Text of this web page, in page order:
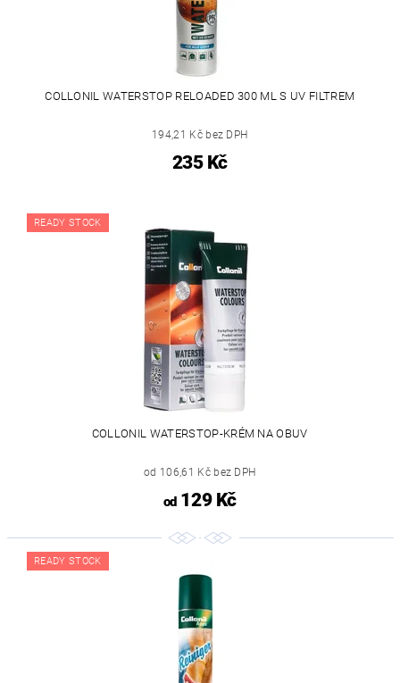
COLLONIL WATERSTOP RELOADED 300 ML S UV FILTREM
194,21 Kč bez DPH
235 Kč
READY STOCK
COLLONIL WATERSTOP-KRÉM NA OBUV
od 106,61 Kč bez DPH
od129 Kč
READY STOCK